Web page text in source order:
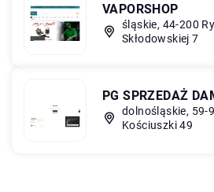
VAPORSHOP
śląskie, 44-200
Skłodowskiej 7
PG SPRZEDAŻ
dolnośląskie, 59-
Kościuszki 49